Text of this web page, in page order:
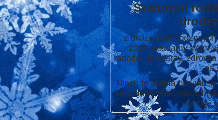
Szanowni
z okazji
2023składamy Wam
radości na twarzy,
od
Niech te święta
cały Nowy Rok, niech
nie bać